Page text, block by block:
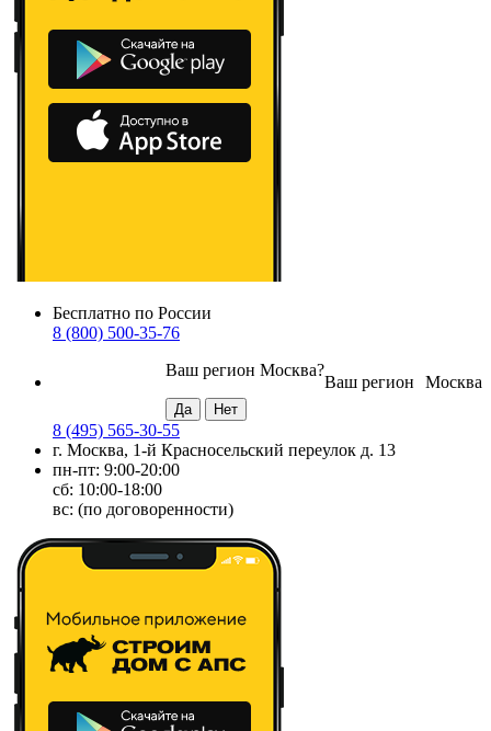
Бесплатно по России
8 (800) 500-35-76
Москва
Ваш регион
Ваш регион Москва?
8 (495) 565-30-55
г. Москва, 1-й Красносельский переулок д. 13
пн-пт: 9:00-20:00
сб: 10:00-18:00
вс: (по договоренности)